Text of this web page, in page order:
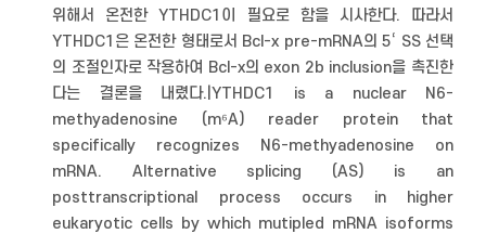
위해서 온전한 YTHDC1이 필요로 함을 시사한다. 따라서
YTHDC1은 온전한 형태로서 Bcl-x pre-mRNA의 5‘ SS 선택
의 조절인자로 작용하여 Bcl-x의 exon 2b inclusion을 촉진한
다는 결론을 내렸다.|YTHDC1 is a nuclear N6-
methyadenosine (m⁶A) reader protein that
specifically recognizes N6-methyadenosine on
mRNA. Alternative splicing (AS) is an
posttranscriptional process occurs in higher
eukaryotic cells by which mutipled mRNA isoforms